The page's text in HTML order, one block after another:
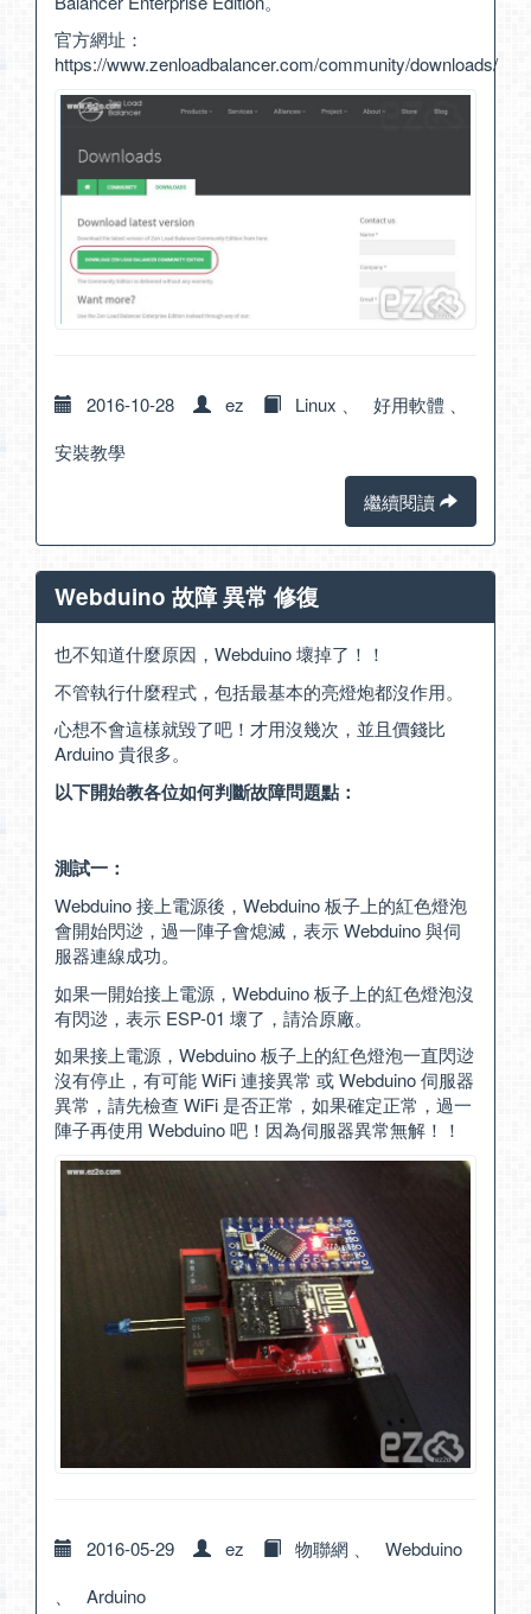
官方網址：
https://www.zenloadbalancer.com/community/downloads/
2016-10-28 ez Linux 、 好用軟體 、
安裝教學
繼續閱讀
Webduino 故障 異常 修復
也不知道什麼原因，Webduino 壞掉了！！
不管執行什麼程式，包括最基本的亮燈炮都沒作用。
心想不會這樣就毀了吧！才用沒幾次，並且價錢比
Arduino 貴很多。
以下開始教各位如何判斷故障問題點：
測試一：
Webduino 接上電源後，Webduino 板子上的紅色燈泡
會開始閃逤，過一陣子會熄滅，表示 Webduino 與伺
服器連線成功。
如果一開始接上電源，Webduino 板子上的紅色燈泡沒
有閃逤，表示 ESP-01 壞了，請洽原廠。
如果接上電源，Webduino 板子上的紅色燈泡一直閃逤
沒有停止，有可能 WiFi 連接異常 或 Webduino 伺服器
異常，請先檢查 WiFi 是否正常，如果確定正常，過一
陣子再使用 Webduino 吧！因為伺服器異常無解！！
2016-05-29 ez 物聯網 、 Webduino
、 Arduino